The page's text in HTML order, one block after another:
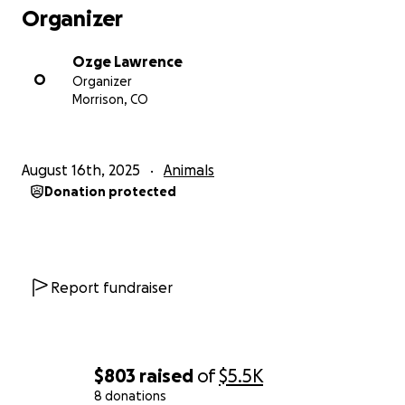
$803 raised of$5.5K
8 donations
Organizer
O
Ozge Lawrence
Organizer
Morrison, CO
August 16th, 2025 Animals
Donation protected
Report fundraiser